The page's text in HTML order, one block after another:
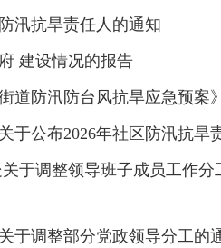
汛抗旱责任人的通知
建设情况的报告
道防汛防台风抗旱应急预案
于公布2026年社区防汛抗旱
于调整领导班子成员工作分
于调整部分党政领导分工的